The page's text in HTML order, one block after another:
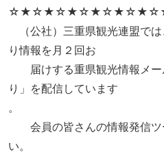
（公社）三重県観光連盟で
り情報を月２回お
届けする重県観光情報メー
り」を配信しています
。
会員の皆さんの情報発信ツ
い。